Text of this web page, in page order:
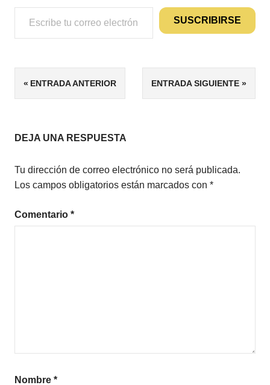
Escribe tu correo electrónico…
SUSCRIBIRSE
ETIQUETAS
DETECTIVES
Navegación
entradas
ENTRADA ANTERIOR ENTRADA SIGUIENTE
DEJA UNA RESPUESTA
Tu dirección de correo electrónico no será publicada.
Los campos obligatorios están marcados con *
Comentario *
Nombre *